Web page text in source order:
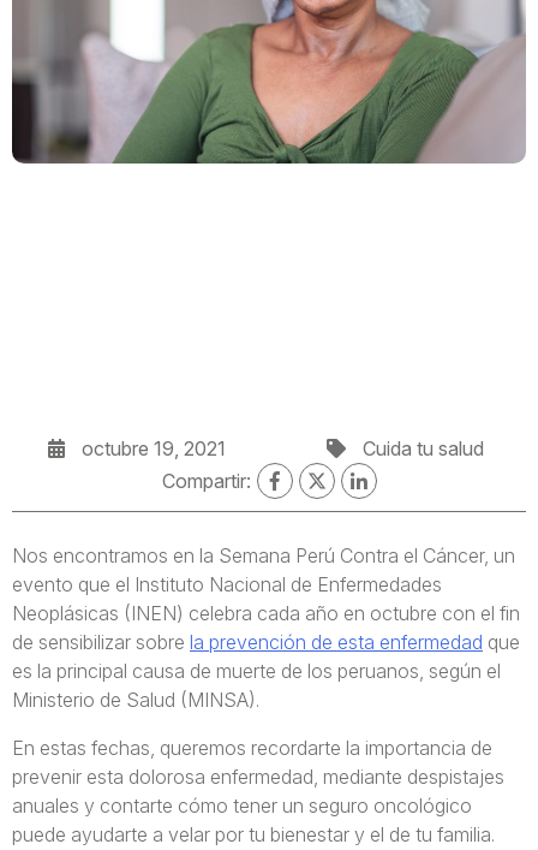
octubre 19, 2021
Cuida tu salud
Compartir:
Nos encontramos en la Semana Perú Contra el Cáncer, un
evento que el Instituto Nacional de Enfermedades
Neoplásicas (INEN) celebra cada año en octubre con el fin
de sensibilizar sobre la prevención de esta enfermedad que
es la principal causa de muerte de los peruanos, según el
Ministerio de Salud (MINSA).
En estas fechas, queremos recordarte la importancia de
prevenir esta dolorosa enfermedad, mediante despistajes
anuales y contarte cómo tener un seguro oncológico
puede ayudarte a velar por tu bienestar y el de tu familia.